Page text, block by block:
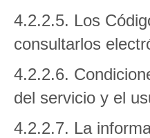
4.2.2.5. Los
consultarlos
4.2.2.6.
del servicio y el
4.2.2.7. La